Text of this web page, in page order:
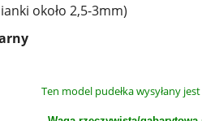
około 2,5-3mm)
Ten model pudełka wysyłany